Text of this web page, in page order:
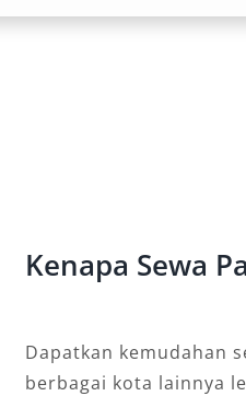
hingga
Kenapa Sewa
Dapatkan kemudahan
berbagai kota lainnya